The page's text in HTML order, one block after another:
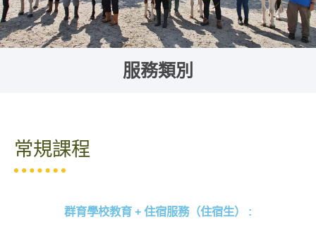
服務類別
常規課程​
群育學校教育 + 住宿服務（住宿生） :